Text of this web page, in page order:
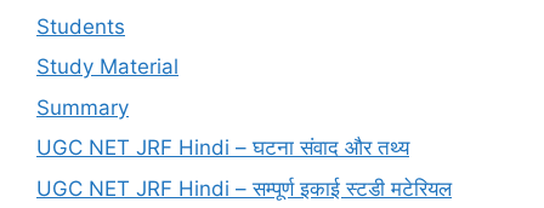
Students
Study Material
Summary
UGC NET JRF Hindi – घटना संवाद और तथ्य
UGC NET JRF Hindi – सम्पूर्ण इकाई स्टडी मटेरियल